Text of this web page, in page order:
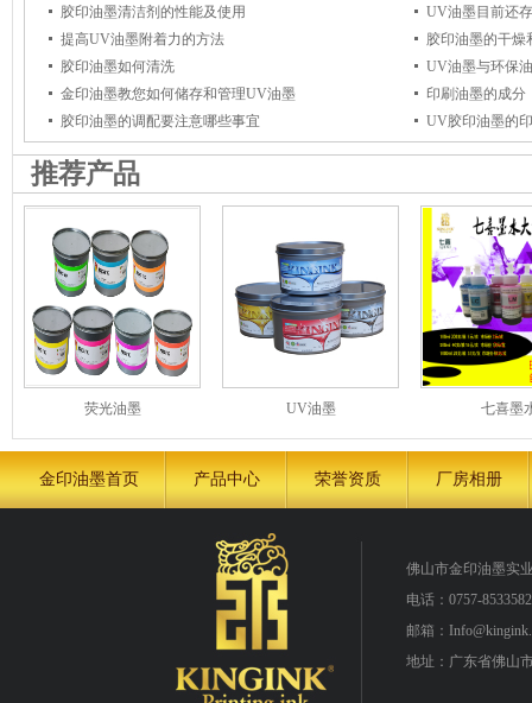
胶印油墨清洁剂的性能及使用
UV油墨目前还
提高UV油墨附着力的方法
胶印油墨的干燥
胶印油墨如何清洗
UV油墨与环保
金印油墨教您如何储存和管理UV油墨
印刷油墨的成分
胶印油墨的调配要注意哪些事宜
UV胶印油墨的
推荐产品
荧光油墨 UV油墨 七喜墨
金印油墨首页 产品中心 荣誉资质 厂房相册
佛山市金印油墨实
电话：0757-
邮箱：
地址：广东省佛山